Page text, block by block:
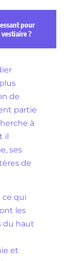
pour
?
de
partie
à
il
ses
de
ce qui
les
du haut
et